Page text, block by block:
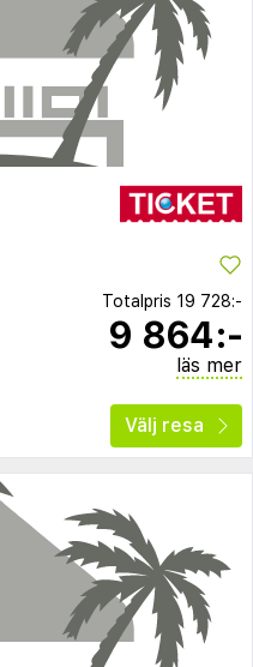
Totalpris 19 728:-
9 864:-
läs mer
Välj resa